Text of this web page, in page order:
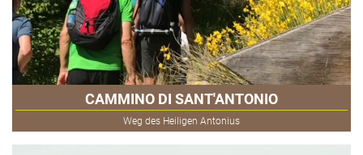
CAMMINO DI SANT'ANTONIO
Weg des Heiligen Antonius